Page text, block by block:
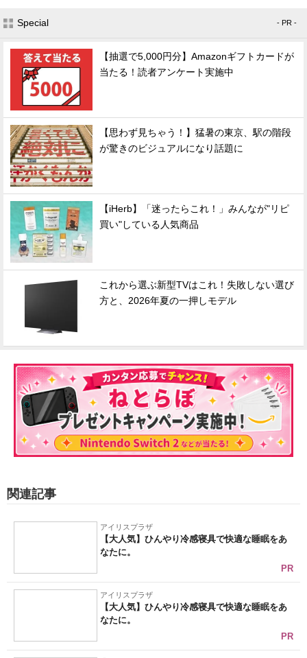
Special - PR -
【抽選で5,000円分】Amazonギフトカードが
当たる！読者アンケート実施中
【思わず見ちゃう！】猛暑の東京、駅の階段
が驚きのビジュアルになり話題に
【iHerb】「迷ったらこれ！」みんなが"リピ
買い"している人気商品
これから選ぶ新型TVはこれ！失敗しない選び
方と、2026年夏の一押しモデル
関連記事
アイリスプラザ
【大人気】ひんやり冷感寝具で快適な睡眠をあ
なたに。
PR
アイリスプラザ
【大人気】ひんやり冷感寝具で快適な睡眠をあ
なたに。
PR